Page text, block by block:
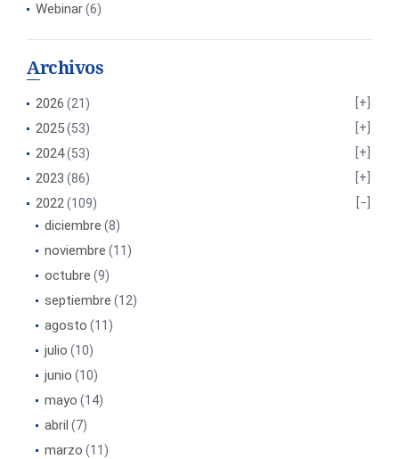
Webinar(6)
Archivos
2026 (21)
2025(53)
2024(53)
2023 (86)
2022(109)
diciembre (8)
noviembre (11)
octubre (9)
septiembre (12)
agosto (11)
julio (10)
junio (10)
mayo (14)
abril (7)
marzo (11)